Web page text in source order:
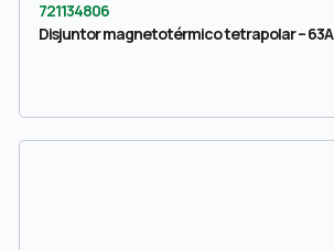
721134806
Disjuntor magnetotérmico tetrapolar – 63A